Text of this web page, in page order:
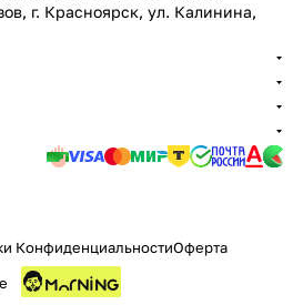
г. Красноярск, ул. Калинина,
КонфиденциальностиОферта